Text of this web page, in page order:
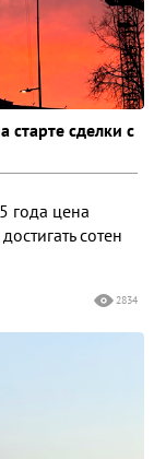
старте сделки с
года цена
сотен
2834